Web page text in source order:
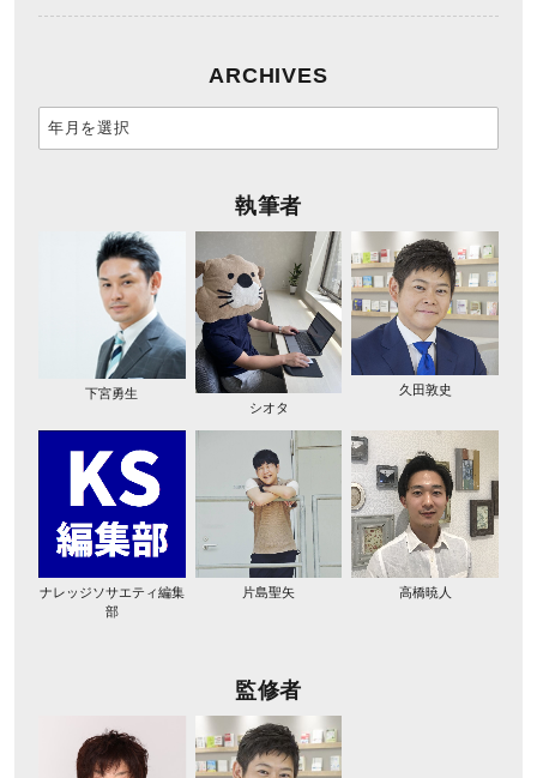
ARCHIVES
執筆者
下宮勇生
シオタ
久田敦史
ナレッジソサエティ編集
部
片島聖矢 高橋暁人
監修者